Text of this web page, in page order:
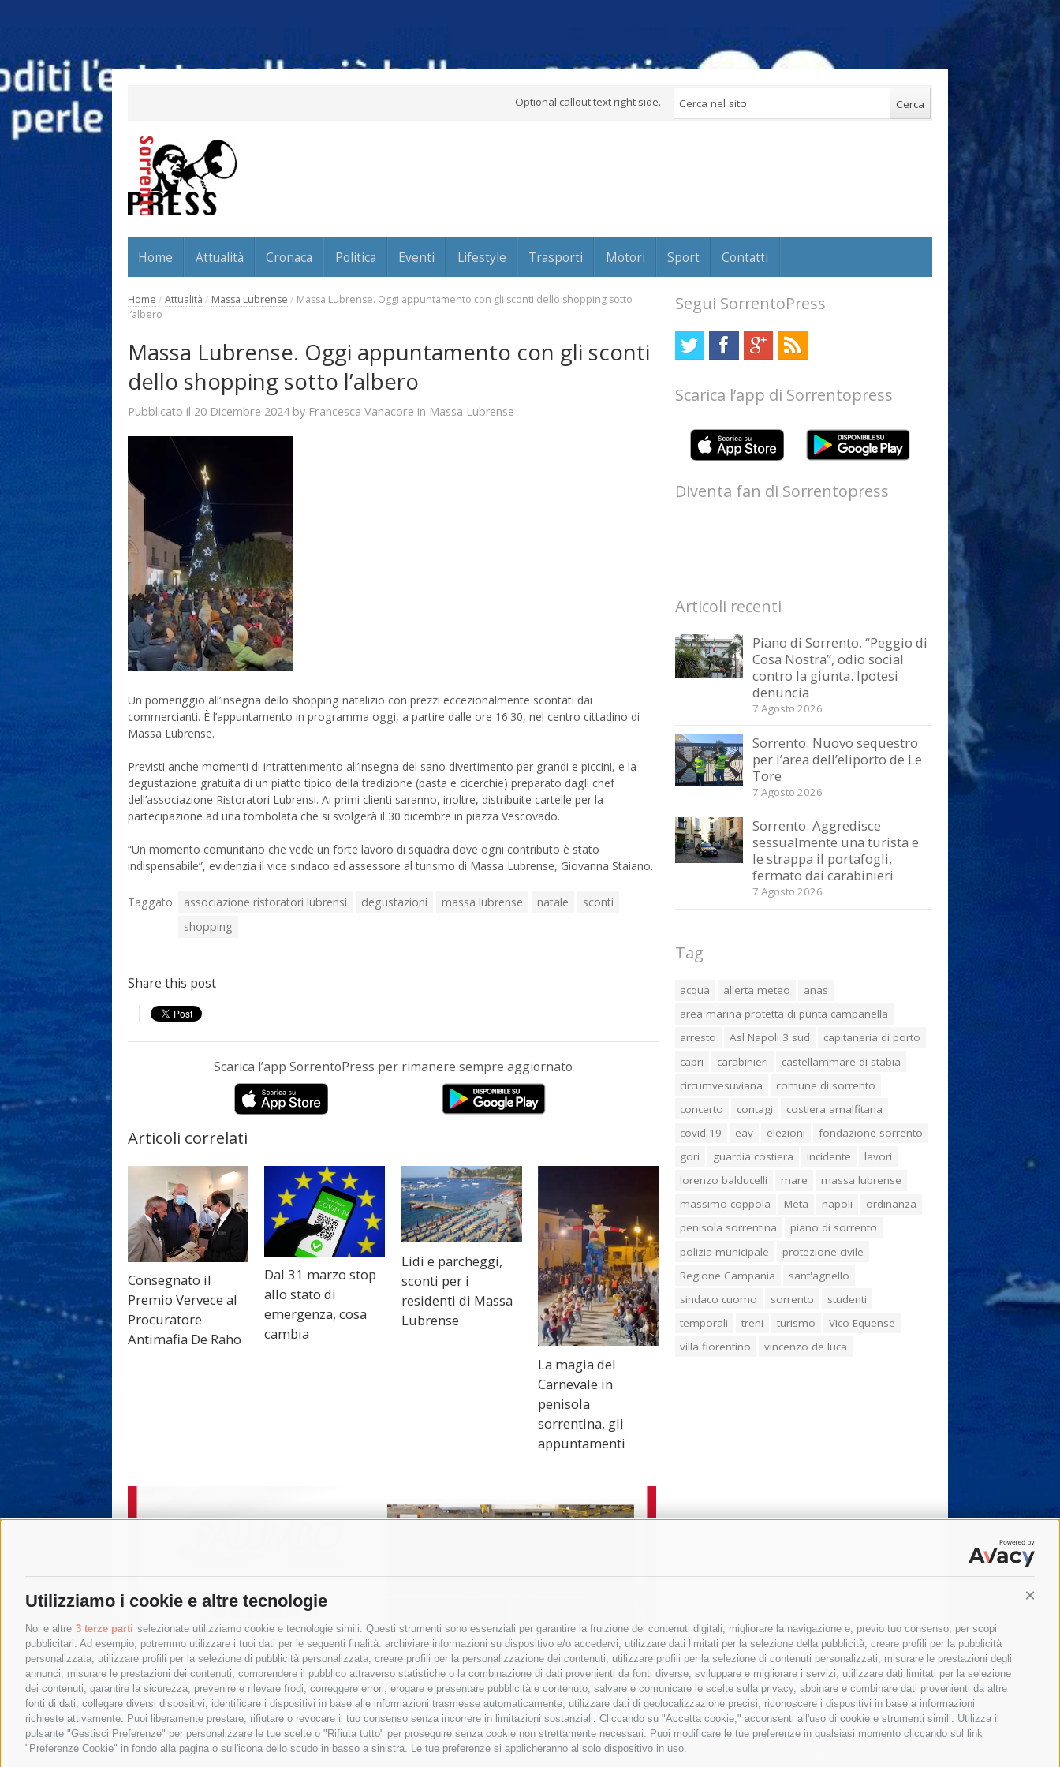
Utilizziamo i cookie e altre tecnologie
Noi e altre 3 terze parti selezionate utilizziamo cookie e tecnologie simili. Questi strumenti sono essenziali per garantire la fruizione dei contenuti digitali, migliorare la navigazione e, previo tuo consenso, per scopi
pubblicitari. Ad esempio, potremmo utilizzare i tuoi dati per le seguenti finalità: archiviare informazioni su dispositivo e/o accedervi, utilizzare dati limitati per la selezione della pubblicità, creare profili per la pubblicità
personalizzata, utilizzare profili per la selezione di pubblicità personalizzata, creare profili per la personalizzazione dei contenuti, utilizzare profili per la selezione di contenuti personalizzati, misurare le prestazioni degli
annunci, misurare le prestazioni dei contenuti, comprendere il pubblico attraverso statistiche o la combinazione di dati provenienti da fonti diverse, sviluppare e migliorare i servizi, utilizzare dati limitati per la selezione
dei contenuti, garantire la sicurezza, prevenire e rilevare frodi, correggere errori, erogare e presentare pubblicità e contenuto, salvare e comunicare le scelte sulla privacy, abbinare e combinare dati provenienti da altre
fonti di dati, collegare diversi dispositivi, identificare i dispositivi in base alle informazioni trasmesse automaticamente, utilizzare dati di geolocalizzazione precisi, riconoscere i dispositivi in base a informazioni
richieste attivamente. Puoi liberamente prestare, rifiutare o revocare il tuo consenso senza incorrere in limitazioni sostanziali. Cliccando su "Accetta cookie," acconsenti all'uso di cookie e strumenti simili. Utilizza il
pulsante "Gestisci Preferenze" per personalizzare le tue scelte o "Rifiuta tutto" per proseguire senza cookie non strettamente necessari. Puoi modificare le tue preferenze in qualsiasi momento cliccando sul link
"Preferenze Cookie" in fondo alla pagina o sull'icona dello scudo in basso a sinistra. Le tue preferenze si applicheranno al solo dispositivo in uso.
Optional callout text right side.
Home Attualità Cronaca Politica Eventi Lifestyle Trasporti Motori Sport Contatti
Home / Attualità / Massa Lubrense / Massa Lubrense. Oggi appuntamento con gli sconti dello shopping sotto
l’albero
Massa Lubrense. Oggi appuntamento con gli sconti
dello shopping sotto l’albero
Pubblicato il 20 Dicembre 2024by Francesca Vanacore in Massa Lubrense
Un pomeriggio all’insegna dello shopping natalizio con prezzi eccezionalmente scontati dai
commercianti. È l’appuntamento in programma oggi, a partire dalle ore 16:30, nel centro cittadino di
Massa Lubrense.
Previsti anche momenti di intrattenimento all’insegna del sano divertimento per grandi e piccini, e la
degustazione gratuita di un piatto tipico della tradizione (pasta e cicerchie) preparato dagli chef
dell’associazione Ristoratori Lubrensi. Ai primi clienti saranno, inoltre, distribuite cartelle per la
partecipazione ad una tombolata che si svolgerà il 30 dicembre in piazza Vescovado.
“Un momento comunitario che vede un forte lavoro di squadra dove ogni contributo è stato
indispensabile”, evidenzia il vice sindaco ed assessore al turismo di Massa Lubrense, Giovanna Staiano.
Taggato associazione ristoratori lubrensi degustazioni massa lubrense natale
sconti
shopping
Share this post
Scarica l’app SorrentoPress per rimanere sempre aggiornato
Articoli correlati
Consegnato il
Premio Vervece al
Procuratore
Antimafia De Raho
Dal 31 marzo stop
allo stato di
emergenza, cosa
cambia
Lidi e parcheggi,
sconti per i
residenti di Massa
Lubrense
La magia del
Carnevale in
penisola
sorrentina, gli
appuntamenti
Segui SorrentoPress
Scarica l’app di Sorrentopress
Diventa fan di Sorrentopress
Articoli recenti
Piano di Sorrento. “Peggio di
Cosa Nostra”, odio social
contro la giunta. Ipotesi
denuncia
7 Agosto 2026
Sorrento. Nuovo sequestro
per l’area dell’eliporto de Le
Tore
7 Agosto 2026
Sorrento. Aggredisce
sessualmente una turista e
le strappa il portafogli,
fermato dai carabinieri
7 Agosto 2026
Tag
acqua allerta meteo
anas
area marina protetta di punta campanella
arresto
Asl Napoli 3 sud
capitaneria di porto
capri
carabinieri
castellammare di stabia
circumvesuviana
comune di sorrento
concerto
contagi
costiera amalfitana
covid-19
eav elezioni
fondazione sorrento
gori
guardia costiera incidente
lavori
lorenzo balducelli
mare
massa lubrense
massimo coppola
Meta napoli
ordinanza
penisola sorrentina
piano di sorrento
polizia municipale
protezione civile
Regione Campania
sant'agnello
sindaco cuomo
sorrento
studenti
temporali
treni turismo
Vico Equense
villa fiorentino
vincenzo de luca
© 2015 SorrentoPress. All rights reserved.